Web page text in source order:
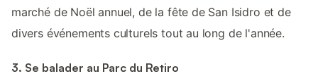
marché de Noël annuel, de la fête de San Isidro et de
divers événements culturels tout au long de l'année.
3. Se balader au Parc du Retiro